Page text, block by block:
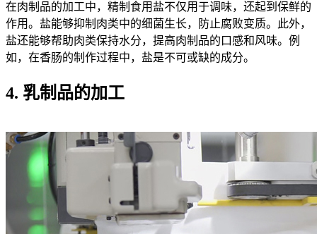
在肉制品的加工中，精制食用盐不仅用于调味，还起到保鲜的
作用。盐能够抑制肉类中的细菌生长，防止腐败变质。此外，
盐还能够帮助肉类保持水分，提高肉制品的口感和风味。例
如，在香肠的制作过程中，盐是不可或缺的成分。
4. 乳制品的加工